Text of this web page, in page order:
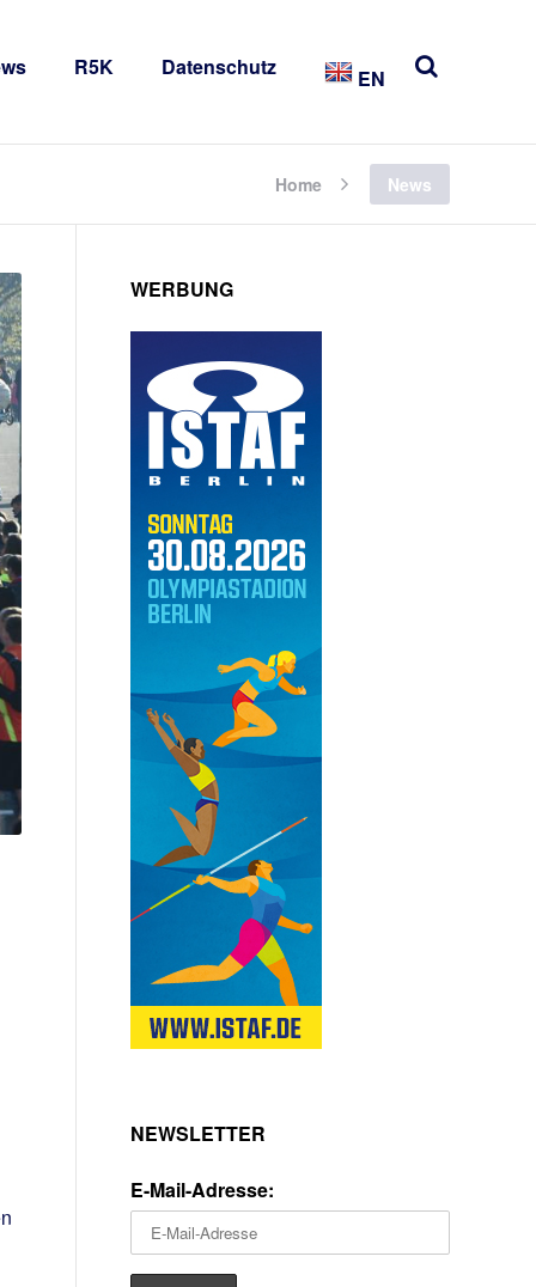
R5K Datenschutz EN
Home News
WERBUNG
NEWSLETTER
E-Mail-Adresse: